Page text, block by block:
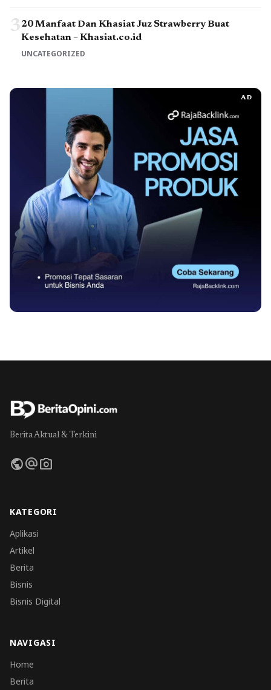
320 Manfaat Dan Khasiat Juz Strawberry Buat
Kesehatan – Khasiat.co.id
UNCATEGORIZED
AD
Berita Aktual & Terkini
publicalternate_emailphoto_camera
KATEGORI
Aplikasi
Artikel
Berita
Bisnis
Bisnis Digital
NAVIGASI
Home
Berita